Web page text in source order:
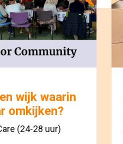
wijk waarin
omkijken?
(24-28 uur)